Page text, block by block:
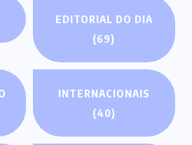
EDITORIAL DO DIA
(69)
INTERNACIONAIS
(40)